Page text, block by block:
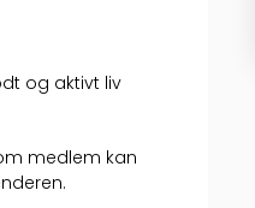
og aktivt liv
medlem kan